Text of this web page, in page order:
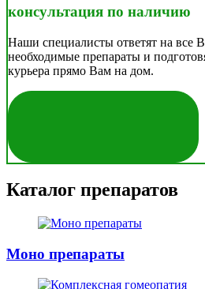
консультация по наличию
Наши специалисты ответят на все
необходимые препараты и
курьера прямо Вам на дом.
Каталог препаратов
Моно препараты